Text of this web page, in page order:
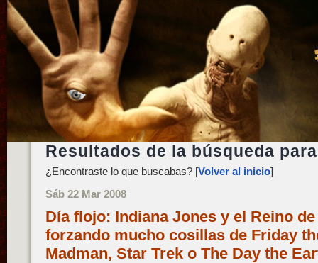
Resultados de la búsqueda
¿Encontraste lo que buscabas? [Volver al inicio]
Sáb 22 Mar 2008
Día flojo: Indiana Jones y el Reino
forzando mucho cosillas de Friday
Madman, Star Trek o The Day the